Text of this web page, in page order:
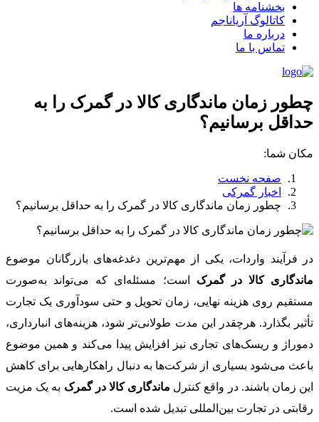
بخشنامه ها
کاتالوگ آریاناجم
درباره ما
تماس با ما
چطور زمان ماندگاری کالا در گمرک را به
حداقل برسانیم؟
مکان شما:
صفحه نخست
اخبار گمرکی
چطور زمان ماندگاری کالا در گمرک را به حداقل برسانیم؟
در فرآیند واردات، یکی از مهم‌ترین دغدغه‌های بازرگانان موضوع
ماندگاری کالا در گمرک است؛ مسئله‌ای که می‌تواند به‌صورت
مستقیم روی هزینه نهایی، زمان تحویل و حتی سودآوری یک تجارت
تأثیر بگذارد. هرچقدر این مدت طولانی‌تر شود، هزینه‌های انبارداری،
دموراژ و ریسک‌های تجاری نیز افزایش پیدا می‌کند و همین موضوع
باعث می‌شود بسیاری از شرکت‌ها به دنبال راهکارهایی برای کاهش
این زمان باشند. در واقع کنترل ماندگاری کالا در گمرک به یک مزیت
رقابتی در تجارت بین‌المللی تبدیل شده است.